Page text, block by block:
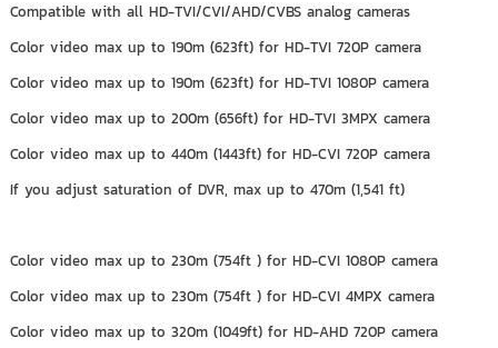
Compatible with all HD-TVI/CVI/AHD/CVBS analog cameras
Color video max up to 190m (623ft) for HD-TVI 720P camera
Color video max up to 190m (623ft) for HD-TVI 1080P camera
Color video max up to 200m (656ft) for HD-TVI 3MPX camera
Color video max up to 440m (1443ft) for HD-CVI 720P camera
If you adjust saturation of DVR, max up to 470m (1,541 ft)
Color video max up to 230m (754ft ) for HD-CVI 1080P camera
Color video max up to 230m (754ft ) for HD-CVI 4MPX camera
Color video max up to 320m (1049ft) for HD-AHD 720P camera